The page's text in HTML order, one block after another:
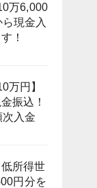
万6,000
現金入
！
万円】
振込！
入金
低所得世
円分を